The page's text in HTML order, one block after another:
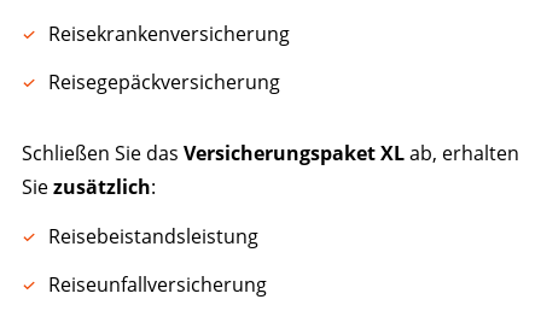
Reisekrankenversicherung
Reisegepäckversicherung
Schließen Sie das Versicherungspaket XLab, erhalten
Siezusätzlich:
Reisebeistandsleistung
Reiseunfallversicherung